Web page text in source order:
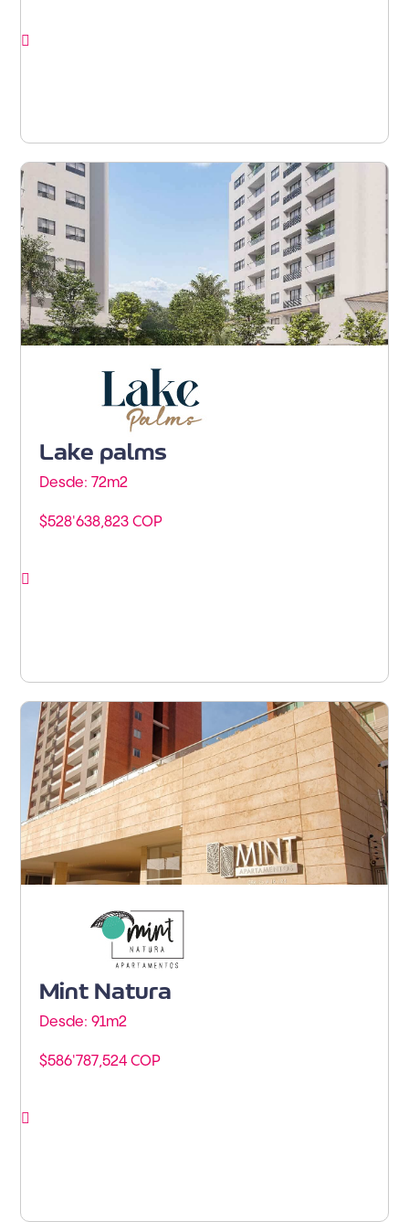
Barranquilla - Buenavista
Lake palms
Desde: 72m2
$528'638,823 COP
Barranquilla - Portal del
Genovés
Mint Natura
Desde: 91m2
$586'787,524 COP